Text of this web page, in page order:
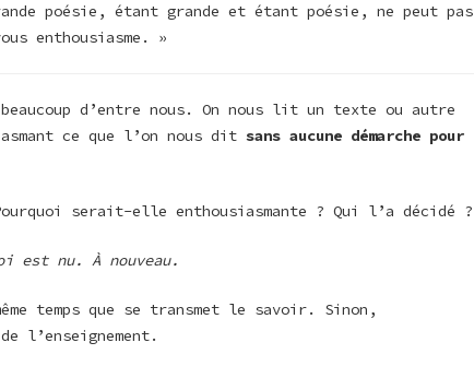
poésie, étant grande et étant poésie, ne peut pas
enthousiasme. »
d’entre nous. On nous lit un texte ou autre
ce que l’on nous dit sans aucune démarche pour
serait-elle enthousiasmante ? Qui l’a décidé ?
est nu. À nouveau.
temps que se transmet le savoir. Sinon,
l’enseignement.